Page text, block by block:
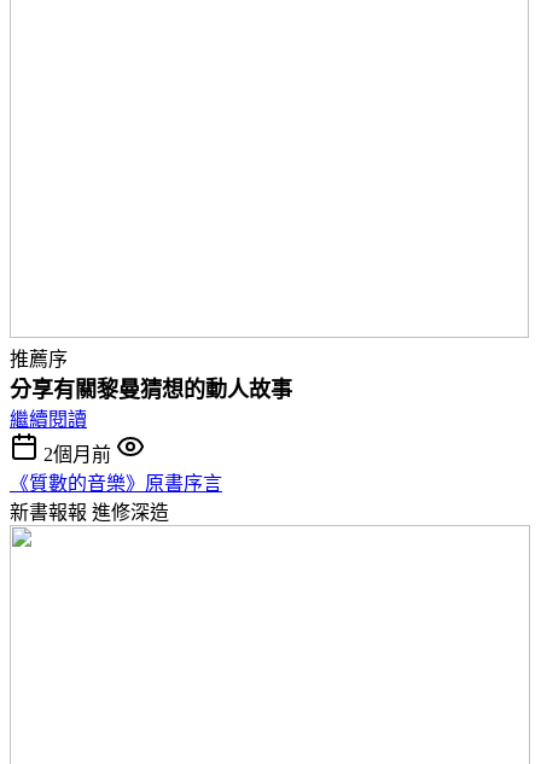
推薦序
分享有關黎曼猜想的動人故事
繼續閱讀
2個月前
《質數的音樂》原書序言
新書報報 進修深造